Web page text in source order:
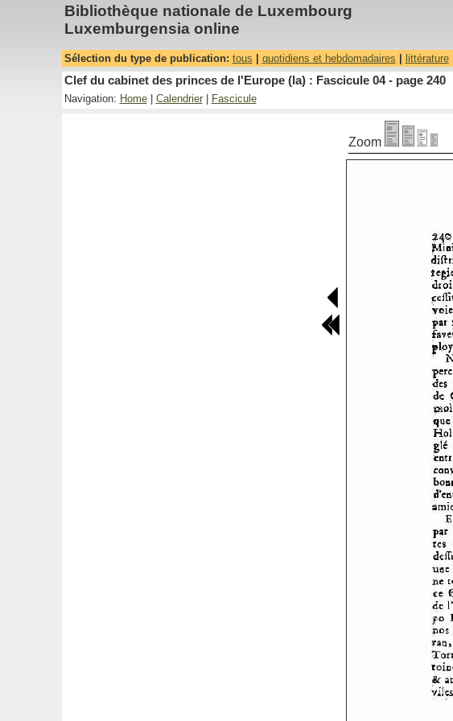
Bibliothèque nationale de Luxembourg
Luxemburgensia online
Sélection du type de publication: tous quotidiens et hebdomadaires littérature|
Clef du cabinet des princes de l'Europe (la) : Fascicule 04 - page 240
Navigation: Home| Calendrier| Fascicule
Zoom